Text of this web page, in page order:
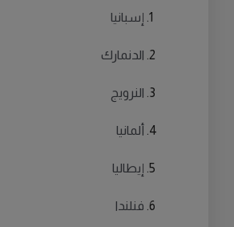
إسبانيا
الدنمارك
النرويج
ألمانيا
إيطاليا
فنلندا